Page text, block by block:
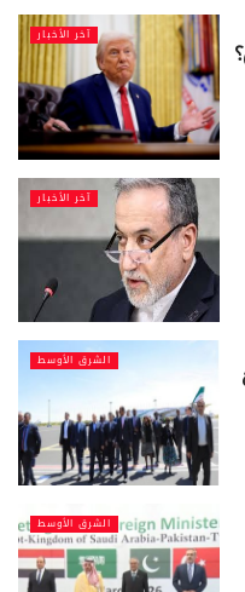
آخر الأخبار
آخر الأخبار
الشرق الأوسط
الشرق الأوسط